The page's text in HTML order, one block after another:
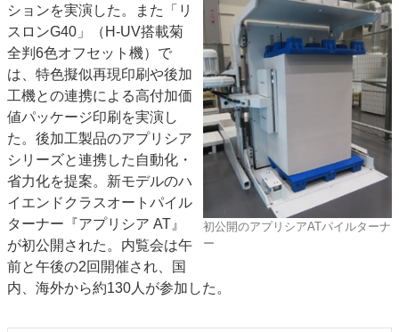
初公開のアプリシアATパイルターナ
ー
ションを実演した。また「リ
スロンG40」（H-UV搭載菊
全判6色オフセット機）で
は、特色擬似再現印刷や後加
工機との連携による高付加価
値パッケージ印刷を実演し
た。後加工製品のアプリシア
シリーズと連携した自動化・
省力化を提案。新モデルのハ
イエンドクラスオートパイル
ターナー『アプリシア AT』
が初公開された。内覧会は午
前と午後の2回開催され、国
内、海外から約130人が参加した。